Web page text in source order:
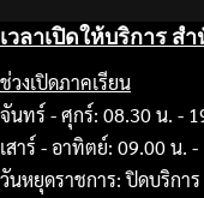
เวลาเปิดให้บริการ ส
ช่วงเปิดภาคเรียน
จันทร์ - ศุกร์: 08.30 น. -
เสาร์ - อาทิตย์: 09.00 น.
วันหยุดราชการ: ปิดบริการ